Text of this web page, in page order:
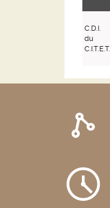
statuses
C.D.I.
du
C.I.T.E.T.